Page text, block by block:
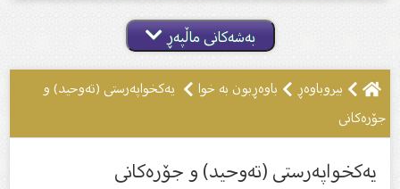
بەشەکانی ماڵپەڕ
بیروباوه‌ڕ باوەڕبون بە خوا
یەكخواپەرستى (تەوحید) و
جۆرەكانى
یەكخواپەرستى (تەوحید) و جۆرەكانى